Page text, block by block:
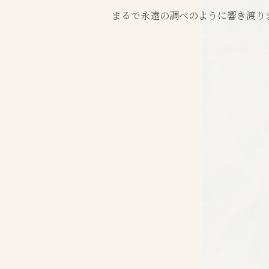
まるで永遠の調べのように響き渡り